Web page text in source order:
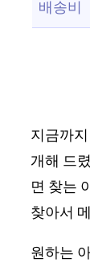
배송비
지금까
개해 드
면 찾는
찾아서
원하는